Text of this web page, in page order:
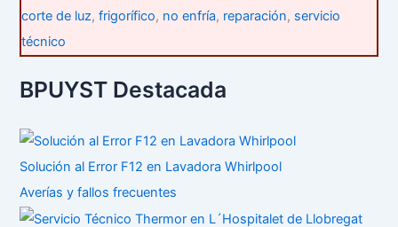
corte de luz,frigorífico, no enfría, reparación, servicio
técnico
BPUYST Destacada
Solución al Error F12 en Lavadora Whirlpool
Averías y fallos frecuentes